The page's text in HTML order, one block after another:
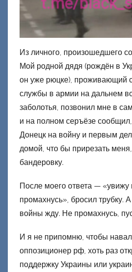
Из личного, произошедшего
Мой родной дядя (рождён в
он уже рюцке), проживающий
службы в армии на дальнем
заболотья, позвонил мне в
и на полном серъёзе сообщил,
Донецк на войну и первым
домой, что бы прирезать
бандеровку.
После моего ответа — «увижу
промахнусь», бросил трубку.
войны жду. Не промахнусь,
И я не припомню, чтобы
оппозиционер рф, хоть раз
поддержку Украины или